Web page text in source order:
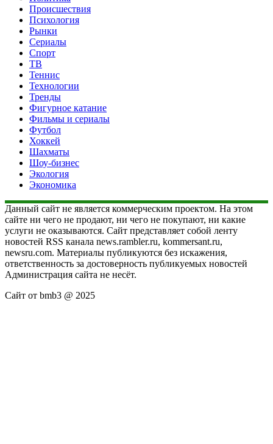
Происшествия
Психология
Рынки
Сериалы
Спорт
ТВ
Теннис
Технологии
Тренды
Фигурное катание
Фильмы и сериалы
Футбол
Хоккей
Шахматы
Шоу-бизнес
Экология
Экономика
Данный сайт не является коммерческим проектом. На этом
сайте ни чего не продают, ни чего не покупают, ни какие
услуги не оказываются. Сайт представляет собой ленту
новостей RSS канала news.rambler.ru, kommersant.ru,
newsru.com. Материалы публикуются без искажения,
ответственность за достоверность публикуемых новостей
Администрация сайта не несёт.
Сайт от bmb3 @ 2025